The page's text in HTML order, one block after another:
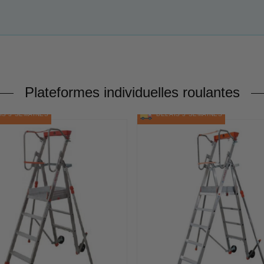
Plateformes individuelles roulantes
3 SEMAINES DÉLAIS 3 SEMAINES